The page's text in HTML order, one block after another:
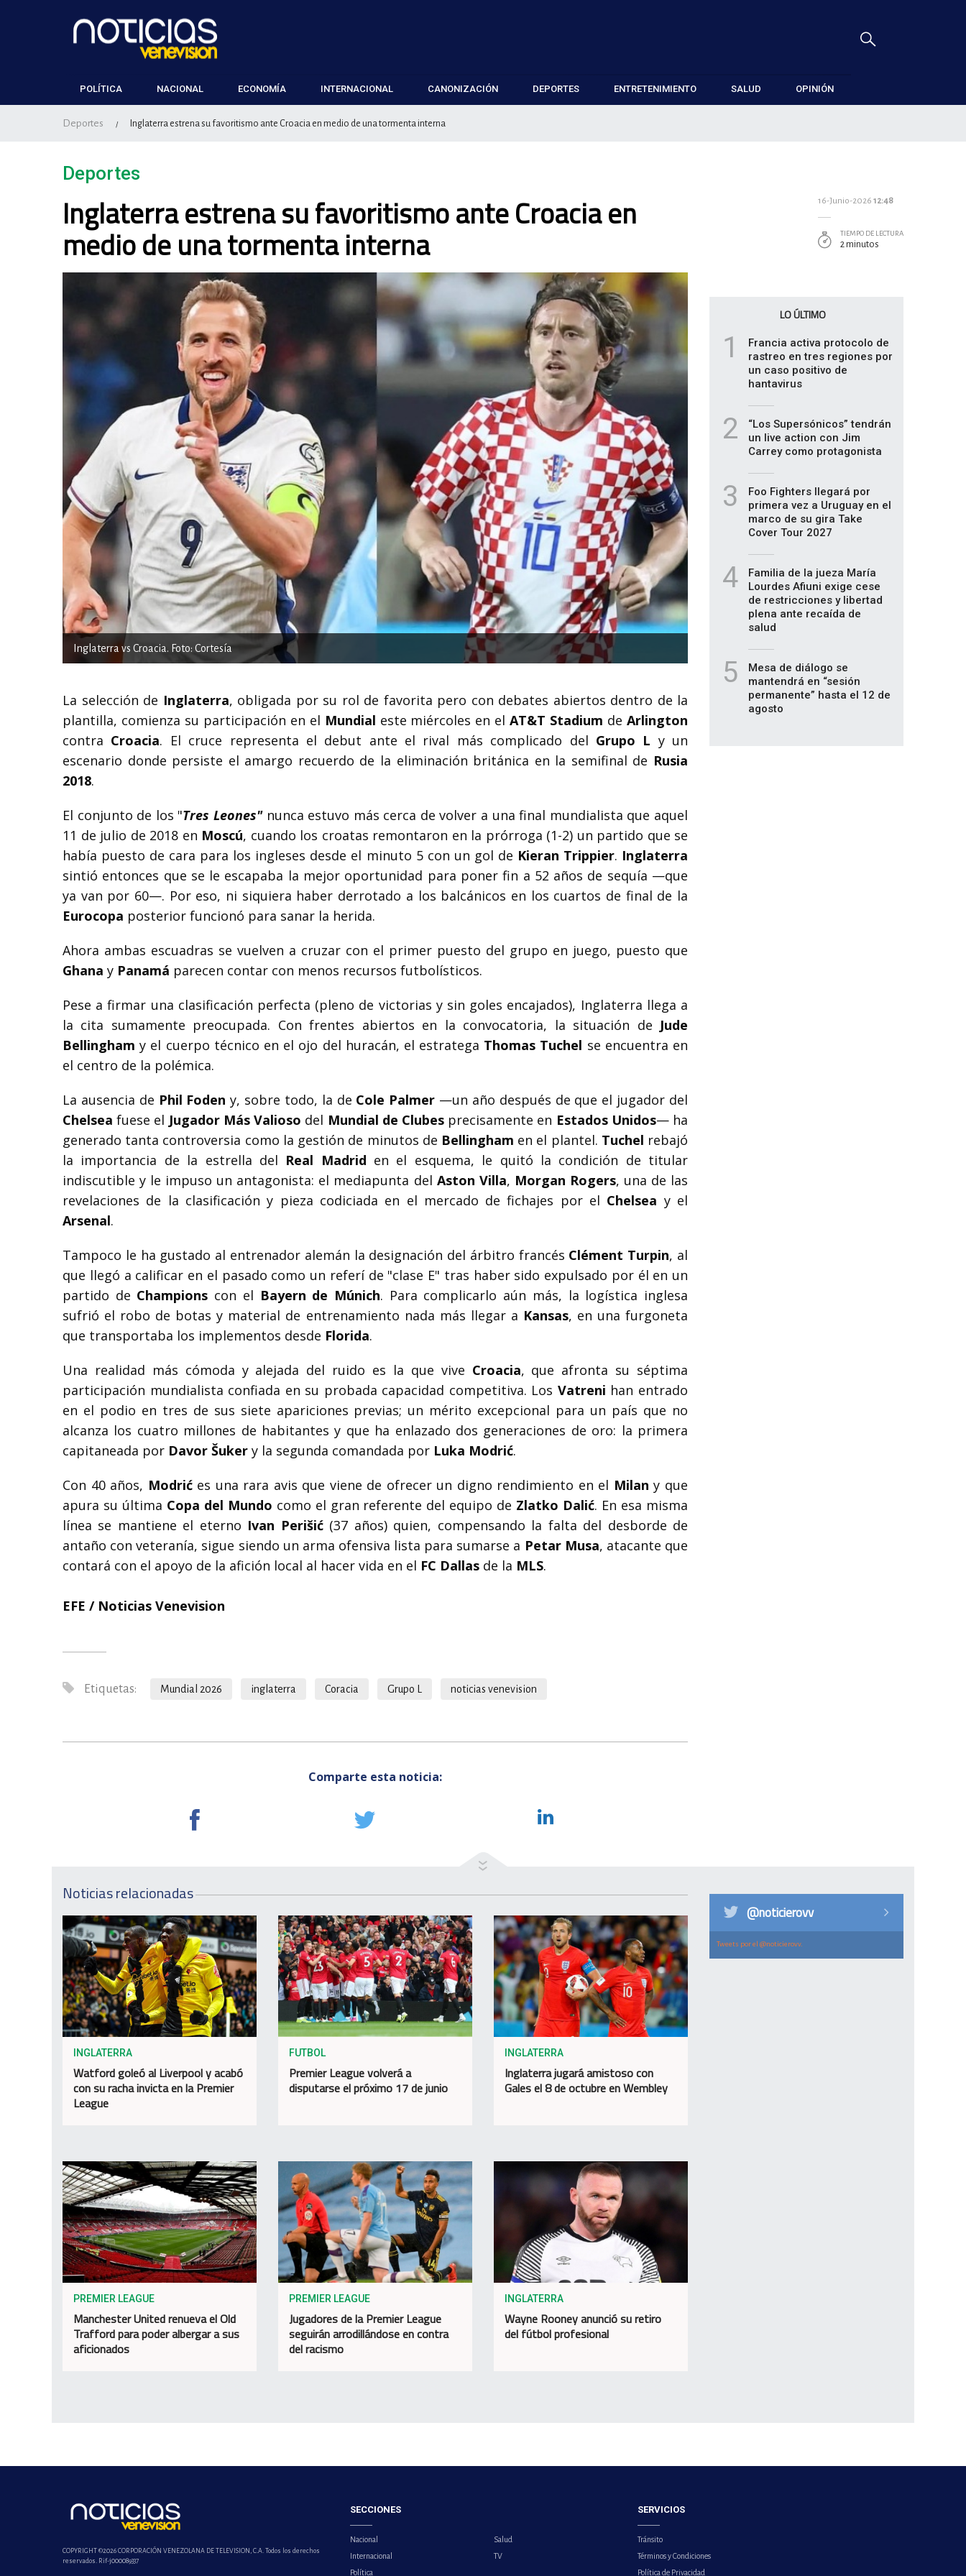
POLÍTICA NACIONAL ECONOMÍA INTERNACIONAL CANONIZACIÓN DEPORTES ENTRETENIMIENTO SALUD OPINIÓN
Deportes / Inglaterra estrena su favoritismo ante Croacia en medio de una tormenta interna
Deportes
Inglaterra estrena su favoritismo ante Croacia en
medio de una tormenta interna
Inglaterra vs Croacia. Foto: Cortesía
La selección de Inglaterra, obligada por su rol de favorita pero con debates abiertos dentro de la
plantilla, comienza su participación en el Mundial este miércoles en el AT&T Stadium deArlington
contra Croacia. El cruce representa el debut ante el rival más complicado del Grupo L y un
escenario donde persiste el amargo recuerdo de la eliminación británica en la semifinal de Rusia
2018.
El conjunto de los "Tres Leones"nunca estuvo más cerca de volver a una final mundialista que aquel
11 de julio de 2018 en Moscú, cuando los croatas remontaron en la prórroga (1-2) un partido que se
había puesto de cara para los ingleses desde el minuto 5 con un gol de Kieran Trippier. Inglaterra
sintió entonces que se le escapaba la mejor oportunidad para poner fin a 52 años de sequía —que
ya van por 60—. Por eso, ni siquiera haber derrotado a los balcánicos en los cuartos de final de la
Eurocopa posterior funcionó para sanar la herida.
Ahora ambas escuadras se vuelven a cruzar con el primer puesto del grupo en juego, puesto que
Ghana y Panamá parecen contar con menos recursos futbolísticos.
Pese a firmar una clasificación perfecta (pleno de victorias y sin goles encajados), Inglaterra llega a
la cita sumamente preocupada. Con frentes abiertos en la convocatoria, la situación de Jude
Bellingham y el cuerpo técnico en el ojo del huracán, el estratega Thomas Tuchel se encuentra en
el centro de la polémica.
La ausencia de Phil Foden y, sobre todo, la de Cole Palmer —un año después de que el jugador del
Chelsea fuese el Jugador Más Valioso del Mundial de Clubesprecisamente en Estados Unidos— ha
generado tanta controversia como la gestión de minutos de Bellingham en el plantel. Tuchel rebajó
la importancia de la estrella del Real Madrid en el esquema, le quitó la condición de titular
indiscutible y le impuso un antagonista: el mediapunta del Aston Villa, Morgan Rogers, una de las
revelaciones de la clasificación y pieza codiciada en el mercado de fichajes por el Chelsea y el
Arsenal.
Tampoco le ha gustado al entrenador alemán la designación del árbitro francés Clément Turpin, al
que llegó a calificar en el pasado como un referí de "clase E" tras haber sido expulsado por él en un
partido de Champions con el Bayern de Múnich. Para complicarlo aún más, la logística inglesa
sufrió el robo de botas y material de entrenamiento nada más llegar a Kansas, en una furgoneta
que transportaba los implementos desde Florida.
Una realidad más cómoda y alejada del ruido es la que vive Croacia, que afronta su séptima
participación mundialista confiada en su probada capacidad competitiva. Los Vatreni han entrado
en el podio en tres de sus siete apariciones previas; un mérito excepcional para un país que no
alcanza los cuatro millones de habitantes y que ha enlazado dos generaciones de oro: la primera
capitaneada por Davor Šuker y la segunda comandada por Luka Modrić.
Con 40 años, Modrićes una rara avis que viene de ofrecer un digno rendimiento en el Milan y que
apura su última Copa del Mundo como el gran referente del equipo de Zlatko Dalić. En esa misma
línea se mantiene el eterno Ivan Perišić(37 años) quien, compensando la falta del desborde de
antaño con veteranía, sigue siendo un arma ofensiva lista para sumarse a Petar Musa, atacante que
contará con el apoyo de la afición local al hacer vida en el FC Dallas de la MLS.
EFE / Noticias Venevision
Etiquetas: Mundial 2026 inglaterra Coracia Grupo L noticias venevision
Comparte esta noticia:
16-Junio-2026 12:48
TIEMPO DE LECTURA
2 minutos
LO ÚLTIMO
1
Francia activa protocolo de
rastreo en tres regiones por
un caso positivo de
hantavirus
2
“Los Supersónicos” tendrán
un live action con Jim
Carrey como protagonista
3
Foo Fighters llegará por
primera vez a Uruguay en el
marco de su gira Take
Cover Tour 2027
4
Familia de la jueza María
Lourdes Afiuni exige cese
de restricciones y libertad
plena ante recaída de
salud
5
Mesa de diálogo se
mantendrá en “sesión
permanente” hasta el 12 de
agosto
Noticias relacionadas
INGLATERRA
Watford goleó al Liverpool y acabó
con su racha invicta en la Premier
League
FUTBOL
Premier League volverá a
disputarse el próximo 17 de junio
INGLATERRA
Inglaterra jugará amistoso con
Gales el 8 de octubre en Wembley
PREMIER LEAGUE
Manchester United renueva el Old
Trafford para poder albergar a sus
aficionados
PREMIER LEAGUE
Jugadores de la Premier League
seguirán arrodillándose en contra
del racismo
INGLATERRA
Wayne Rooney anunció su retiro
del fútbol profesional
@noticierovv
Tweets por el @noticierovv.
COPYRIGHT ©2026 CORPORACIÓN VENEZOLANA DE TELEVISION, C.A. Todos los derechos
reservados. Rif-j000089337
SECCIONES
Nacional
Internacional
Política
Salud
TV
SERVICIOS
Tránsito
Términos y Condiciones
Política de Privacidad